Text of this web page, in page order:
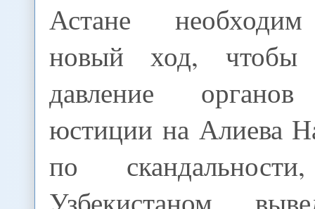
Астане
новый ход, чтобы
давление органов
юстиции на Алиева
по